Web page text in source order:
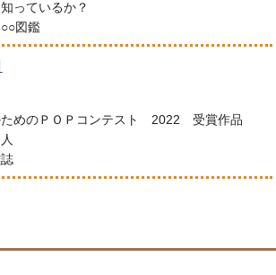
っているか？
図鑑
ためのＰＯＰコンテスト 2022 受賞作品